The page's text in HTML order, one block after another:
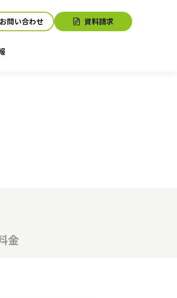
お問い合わせ 資料請求
ビスの相談をする
立ちコラム「そらまめ＋」
金